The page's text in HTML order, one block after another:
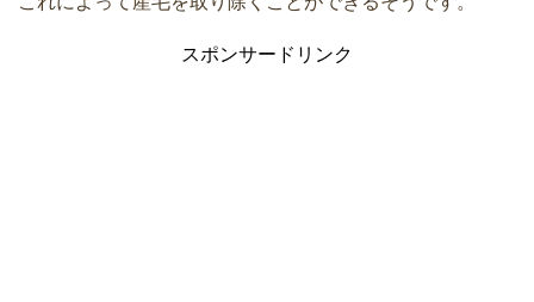
スポンサードリンク